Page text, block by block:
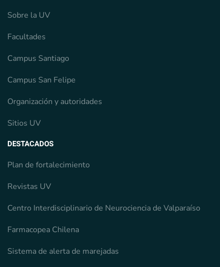
Sobre la UV
Facultades
Campus Santiago
Campus San Felipe
Organización y autoridades
Sitios UV
DESTACADOS
Plan de fortalecimiento
Revistas UV
Centro Interdisciplinario de Neurociencia de Valparaíso
Farmacopea Chilena
Sistema de alerta de marejadas